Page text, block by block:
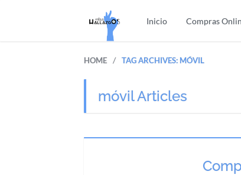
Inicio Compras
HOME / TAG ARCHIVES: MÓVIL
móvil Articles